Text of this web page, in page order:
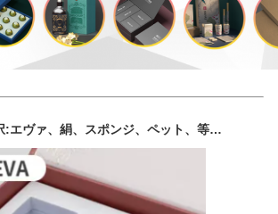
:エヴァ、絹、スポンジ、ペット、等…